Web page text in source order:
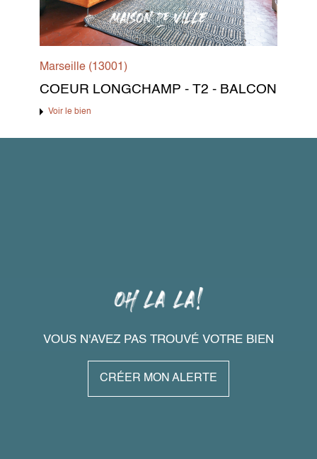
Marseille (13001)
COEUR LONGCHAMP - T2 - BALCON
Voir le bien
VOUS N'AVEZ PAS TROUVÉ VOTRE BIEN
CRÉER MON ALERTE